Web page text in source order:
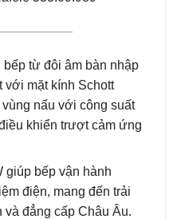
từ đôi âm bàn nhập
với mặt kính Schott
nấu với công suất
khiển trượt cảm ứng
giúp bếp vận hành
điện, mang đến trải
và đẳng cấp Châu Âu.